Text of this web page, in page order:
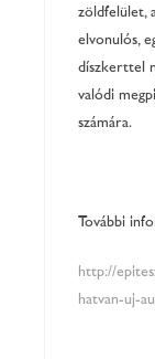
zöldfelület,
elvonulós,
díszkerttel
valódi
számára.
További
http://
hatvan-uj-